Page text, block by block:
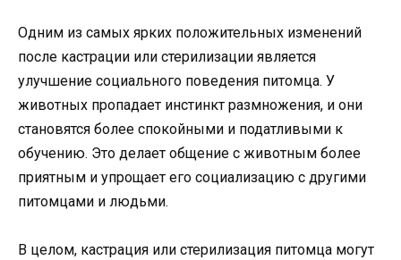
Одним из самых ярких положительных изменений
после кастрации или стерилизации является
улучшение социального поведения питомца. У
животных пропадает инстинкт размножения, и они
становятся более спокойными и податливыми к
обучению. Это делает общение с животным более
приятным и упрощает его социализацию с другими
питомцами и людьми.
В целом, кастрация или стерилизация питомца могут